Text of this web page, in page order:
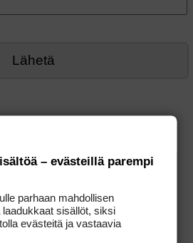
– evästeillä parempi
parhaan mahdollisen
sisällöt, siksi
evästeitä ja vastaavia